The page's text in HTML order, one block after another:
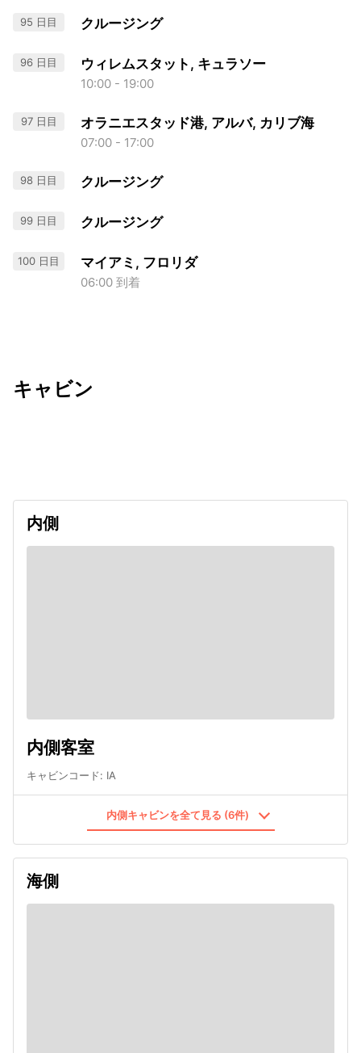
95 日目 クルージング
96 日目 ウィレムスタット, キュラソー
10:00 - 19:00
97 日目 オラニエスタッド港, アルバ, カリブ海
07:00 - 17:00
98 日目 クルージング
99 日目 クルージング
100 日目 マイアミ, フロリダ
06:00 到着
キャビン
内側
内側客室
キャビンコード: IA
内側キャビンを全て見る (6件)
海側